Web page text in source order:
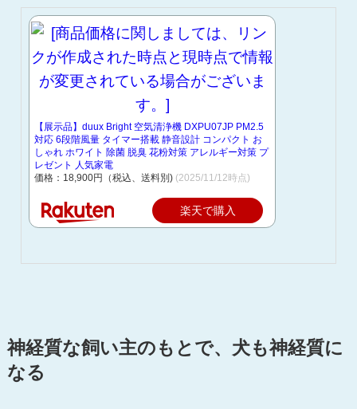
【展示品】duux Bright 空気清浄機 DXPU07JP PM2.5
対応 6段階風量 タイマー搭載 静音設計 コンパクト お
しゃれ ホワイト 除菌 脱臭 花粉対策 アレルギー対策 プ
レゼント 人気家電
価格：18,900円（税込、送料別) (2025/11/12時点)
楽天で購入
神経質な飼い主のもとで、犬も神経質に
なる